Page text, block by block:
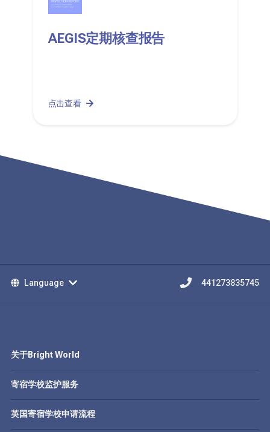
AEGIS定期核查报告
点击查看
Language 441273835745
关于Bright World
寄宿学校监护服务
英国寄宿学校申请流程